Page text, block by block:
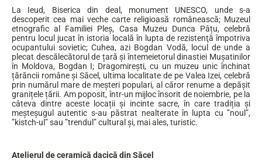
La Ieud, Biserica din deal, monument UNESCO, unde s-a
descoperit cea mai veche carte religioasă românească; Muzeul
etnografic al Familiei Pleș, Casa Muzeu Dunca Pâțu, celebră
pentru locul jucat în istoria locală în lupta de rezistenţă împotriva
ocupantului sovietic; Cuhea, azi Bogdan Vodă, locul de unde a
plecat descălecătorul de țară și întemeietorul dinastiei Mușatinilor
în Moldova, Bogdan I; Dragomirești, cu un muzeu unic închinat
țărăncii române și Săcel, ultima localitate de pe Valea Izei, celebră
prin numărul mare de meșteri populari, al căror renume a depășit
granițele țării. Am poposit, într-un mijloc însorit de noiembrie, pe la
câteva dintre aceste locații și incinte sacre, în care tradiția și
meșteșugul autentic s-au păstrat nealterate în lupta cu ”noul”,
”kistch-ul” sau ”trendul” cultural și, mai ales, turistic.
Atelierul de ceramică dacică din Săcel